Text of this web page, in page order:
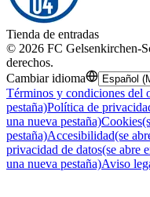
Tienda de entradas
© 2026 FC Gelsenkirchen-
derechos.
Cambiar idioma
Términos y condiciones del
pestaña)Política de
una nueva pestaña)Cookies
pestaña)Accesibilidad(se
privacidad de datos(se abre
una nueva pestaña)Aviso